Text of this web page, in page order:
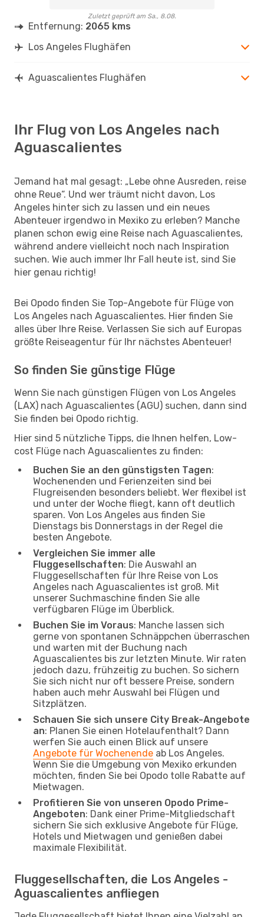
Zuletzt geprüft am Sa., 8.08.
Entfernung: 2065 kms
Los Angeles Flughäfen
Aguascalientes Flughäfen
Ihr Flug von Los Angeles nach
Aguascalientes
Jemand hat mal gesagt: „Lebe ohne Ausreden, reise
ohne Reue“. Und wer träumt nicht davon, Los
Angeles hinter sich zu lassen und ein neues
Abenteuer irgendwo in Mexiko zu erleben? Manche
planen schon ewig eine Reise nach Aguascalientes,
während andere vielleicht noch nach Inspiration
suchen. Wie auch immer Ihr Fall heute ist, sind Sie
hier genau richtig!
Bei Opodo finden Sie Top-Angebote für Flüge von
Los Angeles nach Aguascalientes. Hier finden Sie
alles über Ihre Reise. Verlassen Sie sich auf Europas
größte Reiseagentur für Ihr nächstes Abenteuer!
So finden Sie günstige Flüge
Wenn Sie nach günstigen Flügen von Los Angeles
(LAX) nach Aguascalientes (AGU) suchen, dann sind
Sie finden bei Opodo richtig.
Hier sind 5 nützliche Tipps, die Ihnen helfen, Low-
cost Flüge nach Aguascalientes zu finden:
Buchen Sie an den günstigsten Tagen:
Wochenenden und Ferienzeiten sind bei
Flugreisenden besonders beliebt. Wer flexibel ist
und unter der Woche fliegt, kann oft deutlich
sparen. Von Los Angeles aus finden Sie
Dienstags bis Donnerstags in der Regel die
besten Angebote.
Vergleichen Sie immer alle
Fluggesellschaften: Die Auswahl an
Fluggesellschaften für Ihre Reise von Los
Angeles nach Aguascalientes ist groß. Mit
unserer Suchmaschine finden Sie alle
verfügbaren Flüge im Überblick.
Buchen Sie im Voraus: Manche lassen sich
gerne von spontanen Schnäppchen überraschen
und warten mit der Buchung nach
Aguascalientes bis zur letzten Minute. Wir raten
jedoch dazu, frühzeitig zu buchen. So sichern
Sie sich nicht nur oft bessere Preise, sondern
haben auch mehr Auswahl bei Flügen und
Sitzplätzen.
Schauen Sie sich unsere City Break-Angebote
an: Planen Sie einen Hotelaufenthalt? Dann
werfen Sie auch einen Blick auf unsere
Angebote für Wochenende ab Los Angeles.
Wenn Sie die Umgebung von Mexiko erkunden
möchten, finden Sie bei Opodo tolle Rabatte auf
Mietwagen.
Profitieren Sie von unseren Opodo Prime-
Angeboten: Dank einer Prime-Mitgliedschaft
sichern Sie sich exklusive Angebote für Flüge,
Hotels und Mietwagen und genießen dabei
maximale Flexibilität.
Fluggesellschaften, die Los Angeles -
Aguascalientes anfliegen